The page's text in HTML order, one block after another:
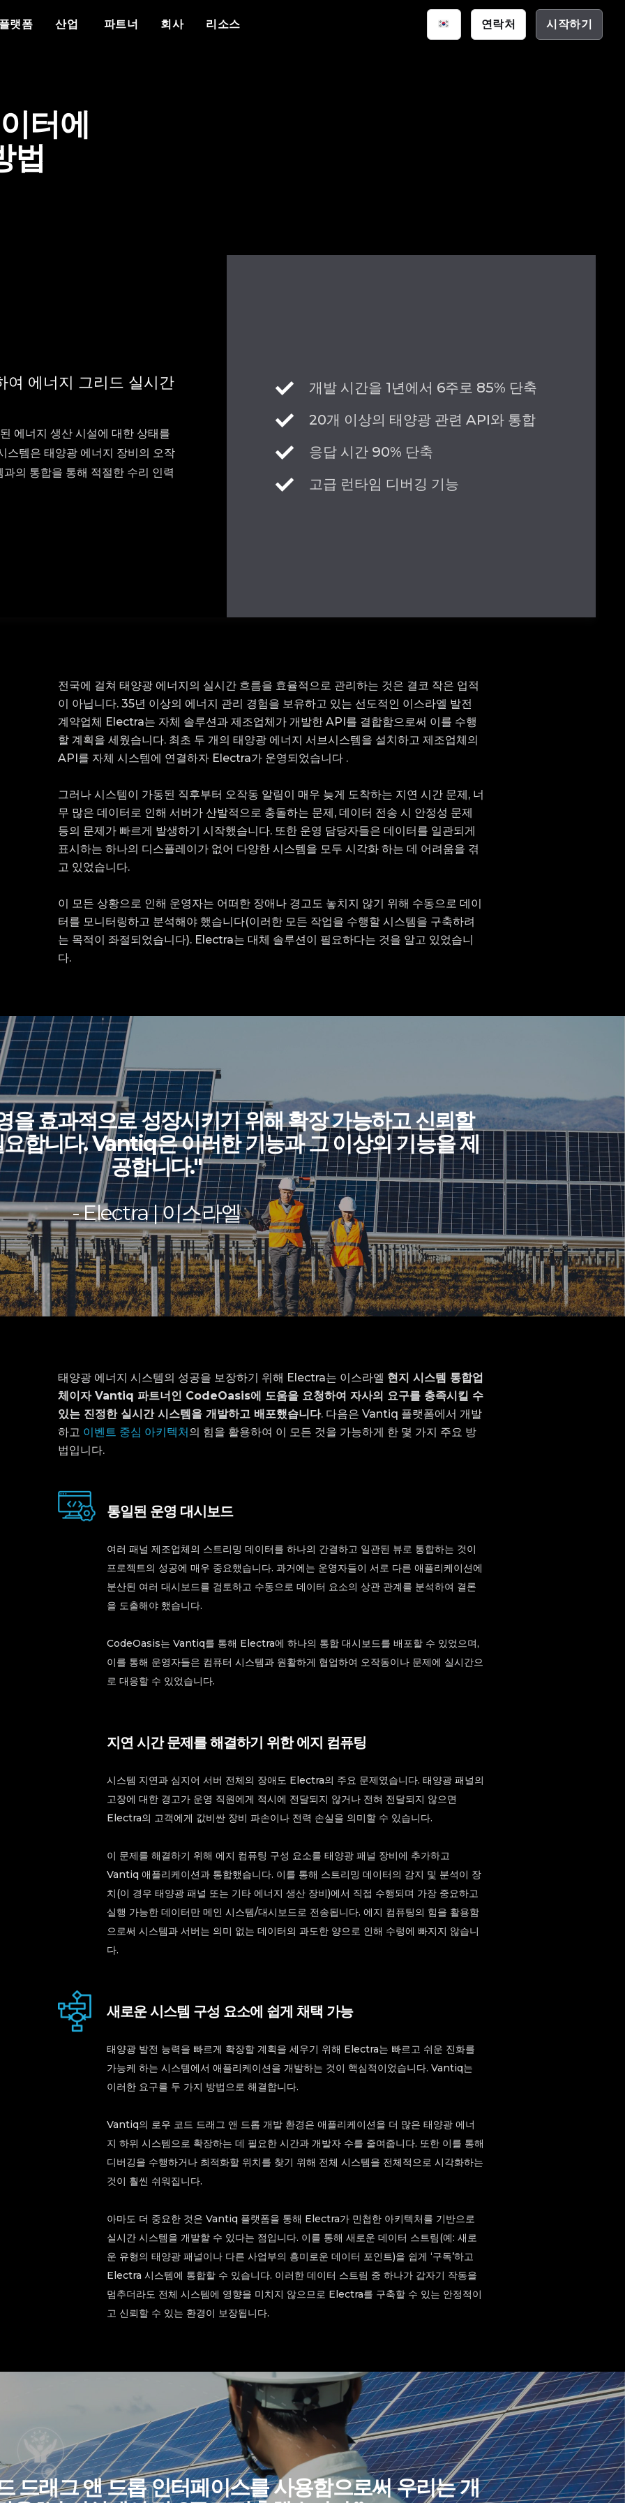
랫폼 산업 파트너 회사 리소스 연락처 시작하기
플랫폼
에이전틱 AI
산업
스마트 공간
자세한 내용 리소스
Vantiq 소개
이벤트 캘린더
백서
팟캐스트
보도 자료
터에
법
에너지 그리드 실시간
에너지 생산 시설에 대한 상태를
스템은 태양광 에너지 장비의 오작
의 통합을 통해 적절한 수리 인력
개발 시간을 1년에서 6주로 85% 단축
20개 이상의 태양광 관련 API와 통합
응답 시간 90% 단축
고급 런타임 디버깅 기능
전국에 걸쳐 태양광 에너지의 실시간 흐름을 효율적으로 관리하는 것은 결코 작은 업적
이 아닙니다. 35년 이상의 에너지 관리 경험을 보유하고 있는 선도적인 이스라엘 발전
계약업체 Electra는 자체 솔루션과 제조업체가 개발한 API를 결합함으로써 이를 수행
할 계획을 세웠습니다. 최초 두 개의 태양광 에너지 서브시스템을 설치하고 제조업체의
API를 자체 시스템에 연결하자 Electra가 운영되었습니다 .
그러나 시스템이 가동된 직후부터 오작동 알림이 매우 늦게 도착하는 지연 시간 문제, 너
무 많은 데이터로 인해 서버가 산발적으로 충돌하는 문제, 데이터 전송 시 안정성 문제
등의 문제가 빠르게 발생하기 시작했습니다. 또한 운영 담당자들은 데이터를 일관되게
표시하는 하나의 디스플레이가 없어 다양한 시스템을 모두 시각화 하는 데 어려움을 겪
고 있었습니다.
이 모든 상황으로 인해 운영자는 어떠한 장애나 경고도 놓치지 않기 위해 수동으로 데이
터를 모니터링하고 분석해야 했습니다(이러한 모든 작업을 수행할 시스템을 구축하려
는 목적이 좌절되었습니다). Electra는 대체 솔루션이 필요하다는 것을 알고 있었습니
다.
을 효과적으로 성장시키기 위해 확장 가능하고 신뢰할
합니다. Vantiq은 이러한 기능과 그 이상의 기능을 제
공합니다."
- Electra | 이스라엘
태양광 에너지 시스템의 성공을 보장하기 위해 Electra는 이스라엘 현지 시스템 통합업
체이자 Vantiq 파트너인 CodeOasis에 도움을 요청하여 자사의 요구를 충족시킬 수
있는 진정한 실시간 시스템을 개발하고 배포했습니다. 다음은 Vantiq 플랫폼에서 개발
하고 이벤트 중심 아키텍처의 힘을 활용하여 이 모든 것을 가능하게 한 몇 가지 주요 방
법입니다.
통일된 운영 대시보드
여러 패널 제조업체의 스트리밍 데이터를 하나의 간결하고 일관된 뷰로 통합하는 것이
프로젝트의 성공에 매우 중요했습니다. 과거에는 운영자들이 서로 다른 애플리케이션에
분산된 여러 대시보드를 검토하고 수동으로 데이터 요소의 상관 관계를 분석하여 결론
을 도출해야 했습니다.
CodeOasis는 Vantiq를 통해 Electra에 하나의 통합 대시보드를 배포할 수 있었으며,
이를 통해 운영자들은 컴퓨터 시스템과 원활하게 협업하여 오작동이나 문제에 실시간으
로 대응할 수 있었습니다.
지연 시간 문제를 해결하기 위한 에지 컴퓨팅
시스템 지연과 심지어 서버 전체의 장애도 Electra의 주요 문제였습니다. 태양광 패널의
고장에 대한 경고가 운영 직원에게 적시에 전달되지 않거나 전혀 전달되지 않으면
Electra의 고객에게 값비싼 장비 파손이나 전력 손실을 의미할 수 있습니다.
이 문제를 해결하기 위해 에지 컴퓨팅 구성 요소를 태양광 패널 장비에 추가하고
Vantiq 애플리케이션과 통합했습니다. 이를 통해 스트리밍 데이터의 감지 및 분석이 장
치(이 경우 태양광 패널 또는 기타 에너지 생산 장비)에서 직접 수행되며 가장 중요하고
실행 가능한 데이터만 메인 시스템/대시보드로 전송됩니다. 에지 컴퓨팅의 힘을 활용함
으로써 시스템과 서버는 의미 없는 데이터의 과도한 양으로 인해 수렁에 빠지지 않습니
다.
새로운 시스템 구성 요소에 쉽게 채택 가능
태양광 발전 능력을 빠르게 확장할 계획을 세우기 위해 Electra는 빠르고 쉬운 진화를
가능케 하는 시스템에서 애플리케이션을 개발하는 것이 핵심적이었습니다. Vantiq는
이러한 요구를 두 가지 방법으로 해결합니다.
Vantiq의 로우 코드 드래그 앤 드롭 개발 환경은 애플리케이션을 더 많은 태양광 에너
지 하위 시스템으로 확장하는 데 필요한 시간과 개발자 수를 줄여줍니다. 또한 이를 통해
디버깅을 수행하거나 최적화할 위치를 찾기 위해 전체 시스템을 전체적으로 시각화하는
것이 훨씬 쉬워집니다.
아마도 더 중요한 것은 Vantiq 플랫폼을 통해 Electra가 민첩한 아키텍처를 기반으로
실시간 시스템을 개발할 수 있다는 점입니다. 이를 통해 새로운 데이터 스트림(예: 새로
운 유형의 태양광 패널이나 다른 사업부의 흥미로운 데이터 포인트)을 쉽게 ‘구독’하고
Electra 시스템에 통합할 수 있습니다. 이러한 데이터 스트림 중 하나가 갑자기 작동을
멈추더라도 전체 시스템에 영향을 미치지 않으므로 Electra를 구축할 수 있는 안정적이
고 신뢰할 수 있는 환경이 보장됩니다.
드래그 앤 드롭 인터페이스를 사용함으로써 우리는 개